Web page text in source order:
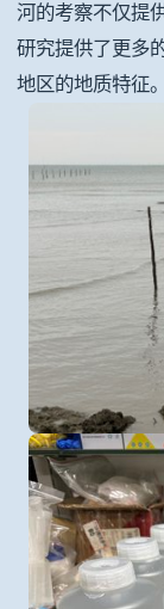
河的考察不仅提
研究提供了更多
地区的地质特征。